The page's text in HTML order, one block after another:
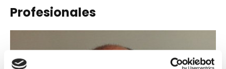
Profesionales